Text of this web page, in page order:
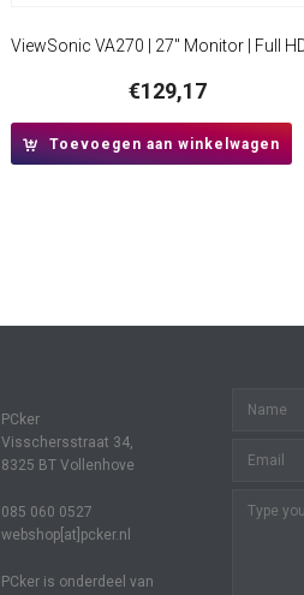
€129,17
Toevoegen aan winkelwagen
PCker
Visschersstraat 34,
8325 BT Vollenhove
085 060 0527
webshop[at]pcker.nl
PCker is onderdeel van